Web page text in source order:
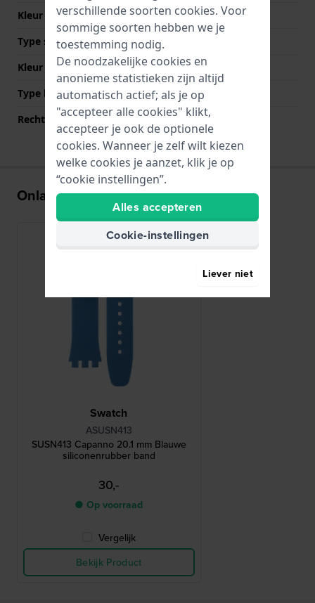
Kleur Band
Blauw
Type sluiting
Gesp
Kleur sluiting
Blauw
Type bevestiging
Stalen pennen
Rechte bandaanzet
Nee
Onlangs bekeken
Swatch
ASUSN413
SUSN413 Capanno 20.1 mm Blauwe
siliconenrubber band
30,-
● Op voorraad
Vergelijk
Bekijk Product
verschillende soorten cookies. Voor
sommige soorten hebben we je
toestemming nodig.
De noodzakelijke cookies en
anonieme statistieken zijn altijd
automatisch actief; als je op
"accepteer alle cookies" klikt,
accepteer je ook de optionele
cookies. Wanneer je zelf wilt kiezen
welke cookies je aanzet, klik je op
“cookie instellingen”.
Alles accepteren
Cookie-instellingen
Liever niet